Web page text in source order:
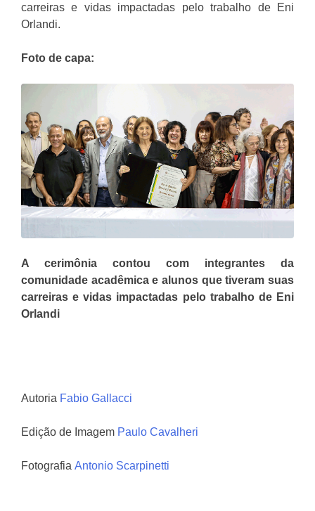
carreiras e vidas impactadas pelo trabalho de Eni
Orlandi.
Foto de capa:
A cerimônia contou com integrantes da
comunidade acadêmica e alunos que tiveram suas
carreiras e vidas impactadas pelo trabalho de Eni
Orlandi
Autoria Fabio Gallacci
Edição de Imagem Paulo Cavalheri
Fotografia Antonio Scarpinetti